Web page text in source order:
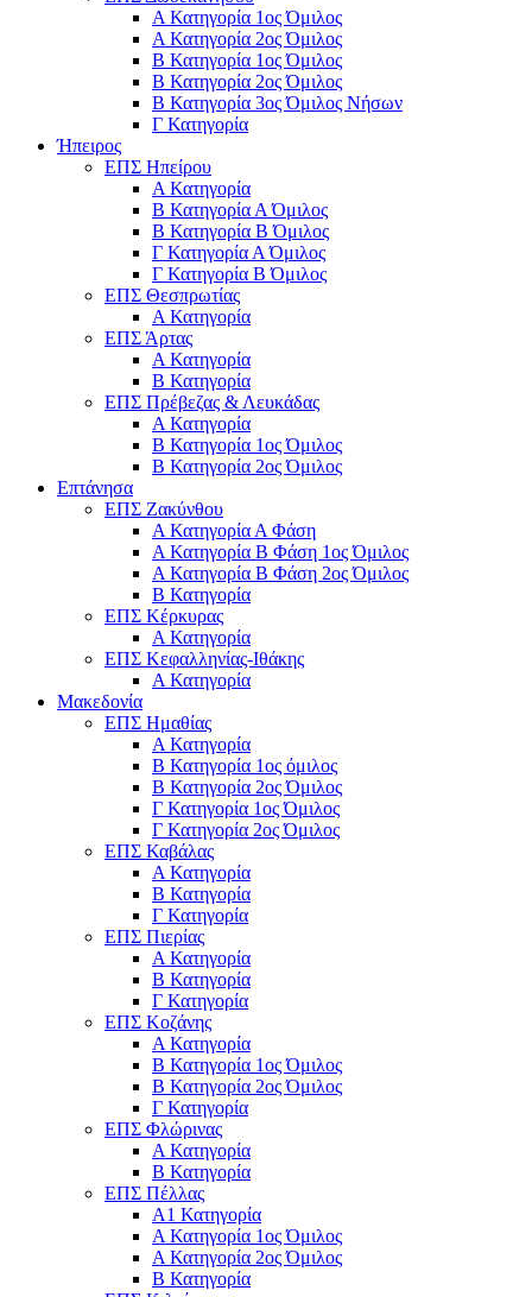
Α Κατηγορία 1ος Όμιλος
Α Κατηγορία 2ος Όμιλος
Β Κατηγορία 1ος Όμιλος
Β Κατηγορία 2ος Όμιλος
Β Κατηγορία 3ος Όμιλος Νήσων
Γ Κατηγορία
Ήπειρος
ΕΠΣ Ηπείρου
Α Κατηγορία
Β Κατηγορία Α Όμιλος
Β Κατηγορία Β Όμιλος
Γ Κατηγορία Α Όμιλος
Γ Κατηγορία Β Όμιλος
ΕΠΣ Θεσπρωτίας
Α Κατηγορία
ΕΠΣ Άρτας
Α Κατηγορία
Β Κατηγορία
ΕΠΣ Πρέβεζας & Λευκάδας
Α Κατηγορία
Β Κατηγορία 1ος Όμιλος
Β Κατηγορία 2ος Όμιλος
Επτάνησα
ΕΠΣ Ζακύνθου
Α Κατηγορία Α Φάση
Α Κατηγορία Β Φάση 1ος Όμιλος
Α Κατηγορία Β Φάση 2ος Όμιλος
Β Κατηγορία
ΕΠΣ Κέρκυρας
A Κατηγορία
ΕΠΣ Κεφαλληνίας-Ιθάκης
Α Κατηγορία
Μακεδονία
ΕΠΣ Ημαθίας
Α Κατηγορία
Β Κατηγορία 1ος όμιλος
Β Κατηγορία 2ος Όμιλος
Γ Κατηγορία 1ος Όμιλος
Γ Κατηγορία 2ος Όμιλος
ΕΠΣ Καβάλας
Α Κατηγορία
Β Κατηγορία
Γ Κατηγορία
ΕΠΣ Πιερίας
Α Κατηγορία
Β Κατηγορία
Γ Κατηγορία
ΕΠΣ Κοζάνης
Α Κατηγορία
Β Κατηγορία 1ος Όμιλος
Β Κατηγορία 2ος Όμιλος
Γ Κατηγορία
ΕΠΣ Φλώρινας
Α Κατηγορία
Β Κατηγορία
ΕΠΣ Πέλλας
Α1 Κατηγορία
Α Κατηγορία 1ος Όμιλος
Α Κατηγορία 2ος Όμιλος
Β Κατηγορία